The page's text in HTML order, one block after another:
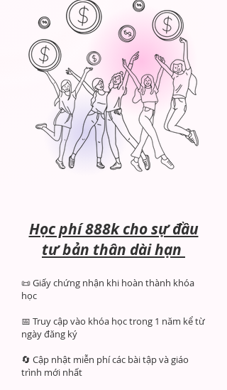
Học phí 888k cho sự đầu
tư bản thân dài hạn
📜 Giấy chứng nhận khi hoàn thành khóa
học
📅 Truy cập vào khóa học trong 1 năm kể từ
ngày đăng ký
🔄 Cập nhật miễn phí các bài tập và giáo
trình mới nhất